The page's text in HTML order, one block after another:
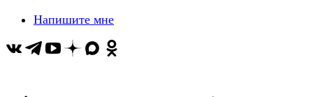
Напишите мне